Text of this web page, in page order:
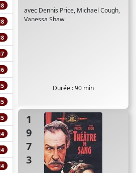
avec Dennis Price, Michael Cough,
Vanessa Shaw
Durée : 90 min
1973